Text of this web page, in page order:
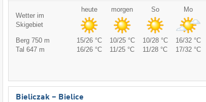
Wetter im
Skigebiet
heute morgen So Mo
Berg 750 m 15/26 °C 10/25 °C 10/28 °C 16/32 °C
Tal 647 m
16/26 °C 11/25 °C 11/28 °C 17/32 °C
Bieliczak – Bielice